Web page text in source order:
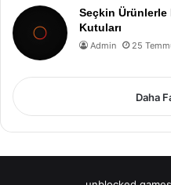
Seçkin Ürünlerle
Kutuları
Admin 25
Daha